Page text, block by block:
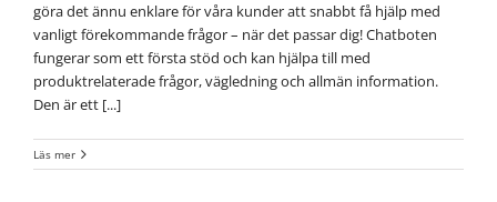
göra det ännu enklare för våra kunder att snabbt få hjälp med
vanligt förekommande frågor – när det passar dig! Chatboten
fungerar som ett första stöd och kan hjälpa till med
produktrelaterade frågor, vägledning och allmän information.
Den är ett [...]
Läs mer